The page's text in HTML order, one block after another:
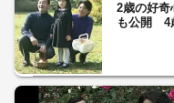
2歳の好
も公開 4